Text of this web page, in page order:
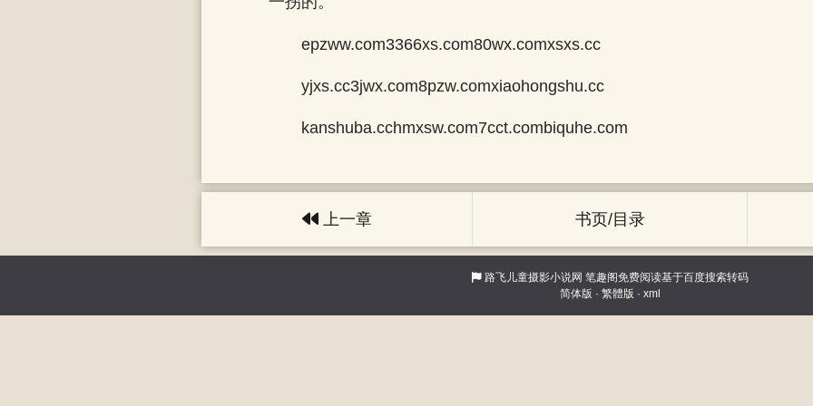
epzww.com3366xs.com80wx.comxsxs.cc
yjxs.cc3jwx.com8pzw.comxiaohongshu.cc
kanshuba.cchmxsw.com7cct.combiquhe.com
上一章 书页/目录
路飞儿童摄影小说网 笔趣阁免费阅读基于百度搜索转码
简体版 · 繁體版 · xml